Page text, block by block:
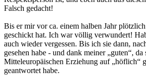
Falsch gedacht!
Bis er mir vor ca. einem halben Jahr
geschickt hat. Ich war völlig verwundert!
auch wieder vergessen. Bis ich sie dann,
gesehen habe - und dank meiner „guten“, da
Mitteleuropäischen Erziehung auf „höflich“
geantwortet habe.